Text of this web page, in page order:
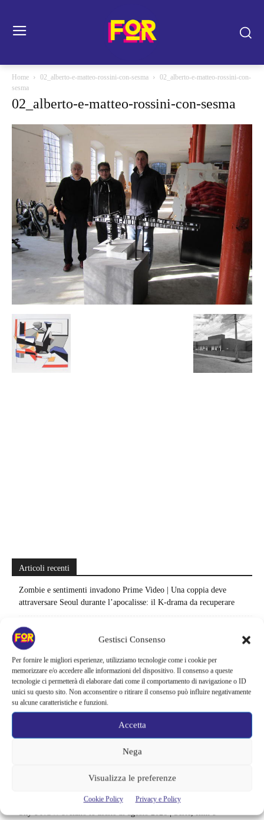
Gestisci Consenso
Per fornire le migliori esperienze, utilizziamo tecnologie come i cookie per
memorizzare e/o accedere alle informazioni del dispositivo. Il consenso a queste
tecnologie ci permetterà di elaborare dati come il comportamento di navigazione o ID
unici su questo sito. Non acconsentire o ritirare il consenso può influire negativamente
su alcune caratteristiche e funzioni.
Accetta
Nega
Visualizza le preferenze
Cookie Policy Privacy e Policy
Home 02_alberto-e-matteo-rossini-con-sesma
02_alberto-e-matteo-rossini-con-
sesma
02_alberto-e-matteo-rossini-con-sesma
Articoli recenti
Zombie e sentimenti invadono Prime Video | Una coppia deve
attraversare Seoul durante l’apocalisse: il K-drama da recuperare
Sei stagioni di guerre e complotti nello spazio | Su Prime Video si
nasconde una grande epopea sci-fi: la saga salvata appena in tempo
Il creatore di Yellowstone firma un altro successo | La serie supera
Fallout e One Piece: il risultato è eccezionale
Ted Lasso cambia completamente squadra | La quarta stagione riparte
dal calcio femminile: perché è la scelta più coerente
Monster affronta il caso Lizzie Borden, Netflix svela data e prime
immagini: cosa anticipano sulla nuova stagione
Ready Player Two torna a dare segnali di vita | Zak Penn conferma il
Sky e NOW svelano le uscite di agosto 2026 | Serie, film e